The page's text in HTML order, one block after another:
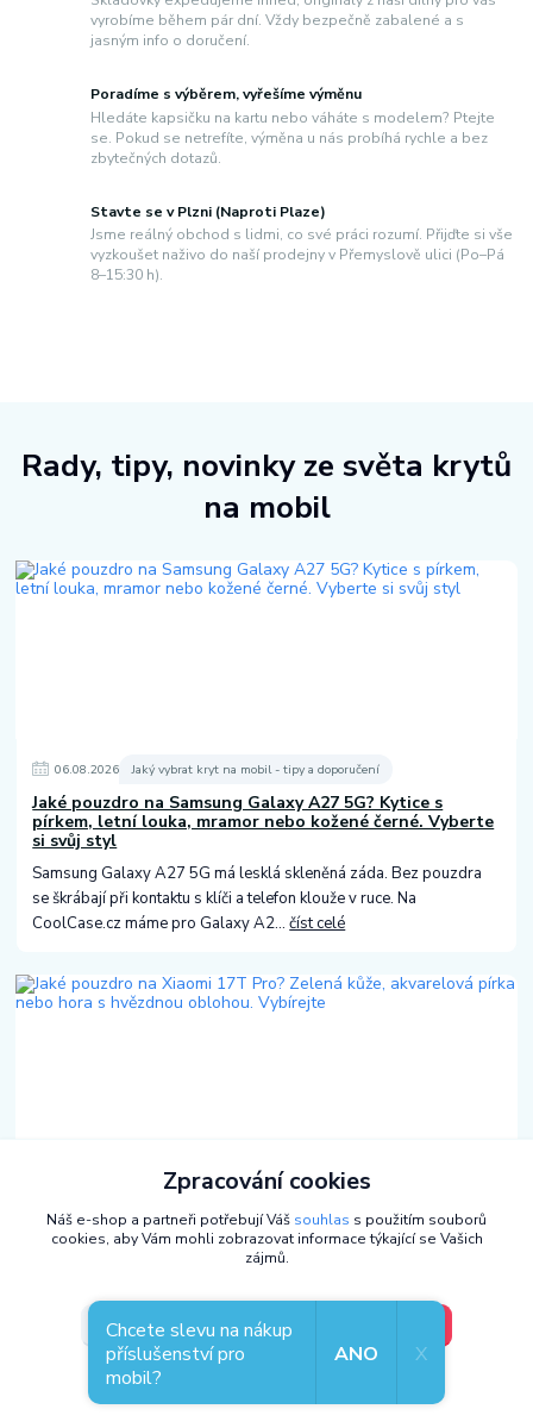
vyrobíme během pár dní. Vždy bezpečně zabalené a s
jasným info o doručení.
Poradíme s výběrem, vyřešíme výměnu
Hledáte kapsičku na kartu nebo váháte s modelem? Ptejte
se. Pokud se netrefíte, výměna u nás probíhá rychle a bez
zbytečných dotazů.
Stavte se v Plzni (Naproti Plaze)
Jsme reálný obchod s lidmi, co své práci rozumí. Přijďte si vše
vyzkoušet naživo do naší prodejny v Přemyslově ulici (Po–Pá
8–15:30 h).
Rady, tipy, novinky ze světa krytů
na mobil
06.08.2026 Jaký vybrat kryt na mobil - tipy a doporučení
Jaké pouzdro na Samsung Galaxy A27 5G? Kytice s
pírkem, letní louka, mramor nebo kožené černé. Vyberte
si svůj styl
Samsung Galaxy A27 5G má lesklá skleněná záda. Bez pouzdra
se škrábají při kontaktu s klíči a telefon klouže v ruce. Na
CoolCase.cz máme pro Galaxy A2...číst celé
Jaký vybrat kryt na mobil - tipy a doporučení
Jaké pouzdro na Xiaomi 17T Pro? Zelená kůže,
akvarelová pírka nebo hora s hvězdnou oblohou.
materiály, které si zaslouží odpovídající ochranu. Na CoolCase.cz
máme pro Xiaomi 17T Pro ze...číst celé
Zpracování cookies
Náš e-shop a partneři potřebují Váš souhlas s použitím souborů
cookies, aby Vám mohli zobrazovat informace týkající se Vašich
zájmů.
Nastavení V pořádku, jdu si vybrat
Souhlas můžete odmítnout
Chcete slevu na nákup
příslušenství pro
mobil?
ANO X